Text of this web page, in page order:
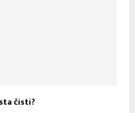
čisti?